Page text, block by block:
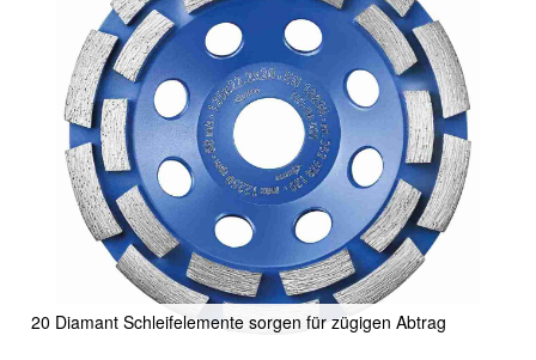
20 Diamant Schleifelemente sorgen für zügigen Abtrag